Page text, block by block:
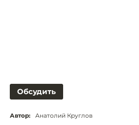
Обсудить
Автор: Анатолий Круглов